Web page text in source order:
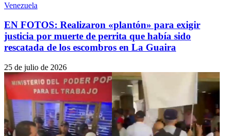
Venezuela
EN FOTOS: Realizaron «plantón» para exigir
justicia por muerte de perrita que había sido
rescatada de los escombros en La Guaira
25 de julio de 2026